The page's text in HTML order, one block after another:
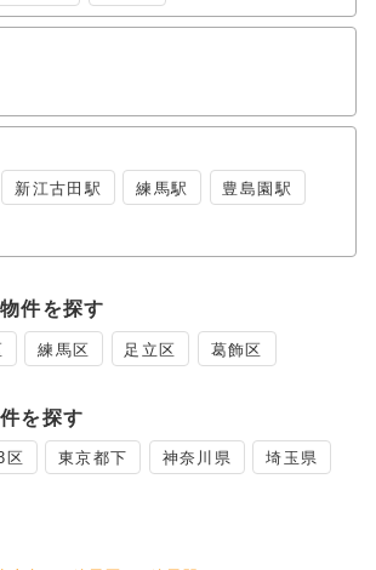
新江古田駅 練馬駅 豊島園駅
件を探す
練馬区 足立区 葛飾区
を探す
区 東京都下 神奈川県 埼玉県